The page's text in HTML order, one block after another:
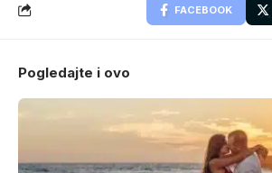
FACEBOOK
Pogledajte i ovo